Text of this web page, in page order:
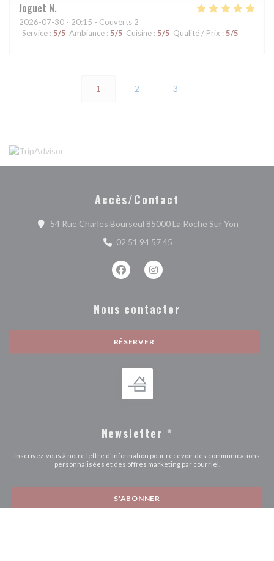
Joguet N
2026-07-30 - 20:15 - Couverts 2
Service : 5/5 Ambiance : 5/5 Cuisine : 5/5 Qualité / Prix : 5/5
1 2 3
Accès/Contact
54 Rue Charles Bourseul 85000 La Roche Sur Yon((ouvre
02 51 94 57 45
Facebook ((ouvre une nouvelle
Instagram ((ouvre une
Nous contacter
RÉSERVER
Newsletter *
Inscrivez-vous à notre lettre d'information pour recevoir des communications
personnalisées et des offres marketing par courriel.
S'ABONNER